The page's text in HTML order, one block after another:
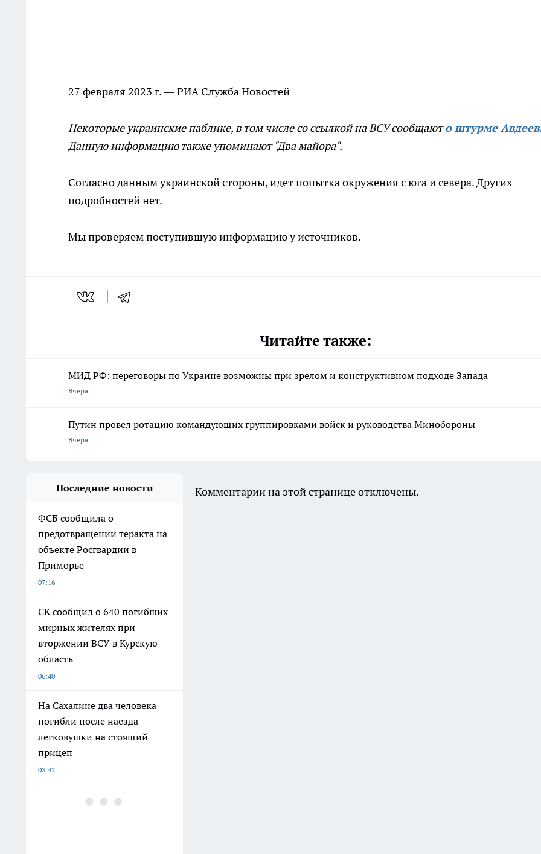
27 февраля 2023 г. — РИА Служба Новостей
Некоторые украинские паблике, в том числе со ссылкой на ВСУ сообщаюто штурме
Данную информацию также упоминают "Два майора".
Согласно данным украинской стороны, идет попытка окружения с юга и севера. Других
подробностей нет.
Мы проверяем поступившую информацию у источников.
Читайте также:
МИД РФ: переговоры по Украине возможны при зрелом и конструктивном подходе Запада
Вчера
Путин провел ротацию командующих группировками войск и руководства Минобороны
Вчера
Последние новости
ФСБ сообщила о
предотвращении теракта на
объекте Росгвардии в
Приморье
07:16
СК сообщил о 640 погибших
мирных жителях при
вторжении ВСУ в Курскую
область
06:40
На Сахалине два человека
погибли после наезда
легковушки на стоящий
прицеп
03:42
Магнит для окружающих:
Комментарии на этой странице отключены.